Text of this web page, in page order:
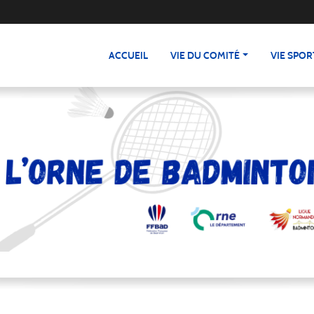
ACCUEIL VIE DU COMITÉ VIE